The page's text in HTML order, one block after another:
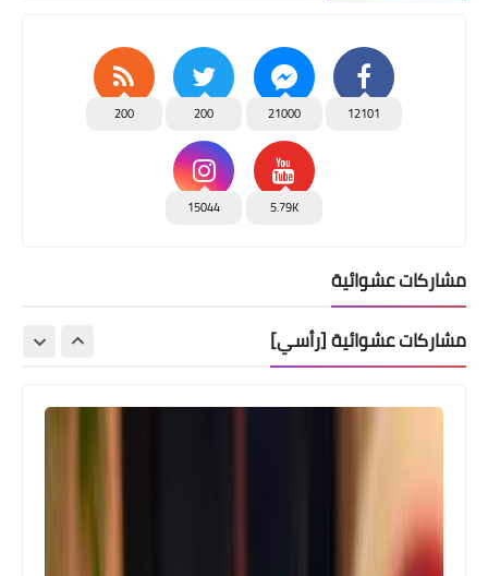
12101
21000
200
200
5.79K
15044
مشاركات عشوائية
مشاركات عشوائية [رأسي]